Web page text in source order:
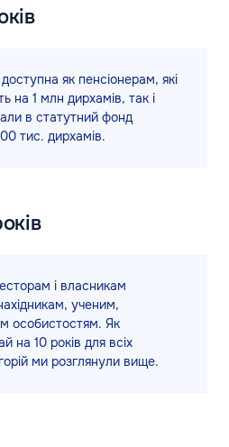
як пенсіонерам, які
на 1 млн дирхамів, так і
в статутний фонд
тис. дирхамів.
і власникам
ученим,
особистостям. Як
на 10 років для всіх
ми розглянули вище.